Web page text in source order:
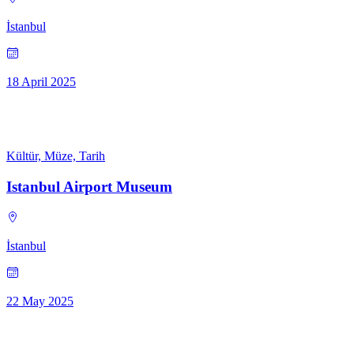
İstanbul
18 April 2025
Kültür, Müze, Tarih
Istanbul Airport Museum
İstanbul
22 May 2025